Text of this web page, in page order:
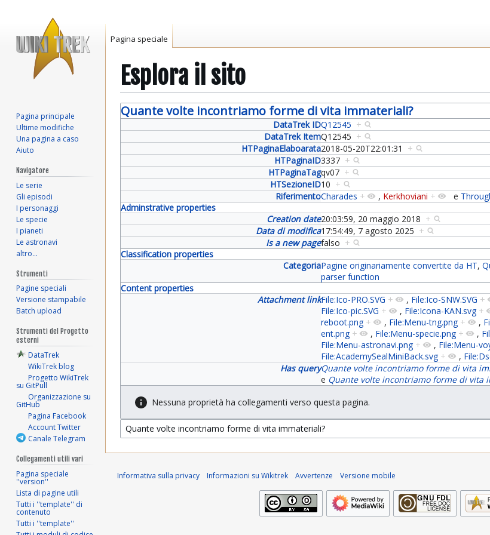
Esplora il sito
Vai
alla
Vai
alla
Quante volte incontriamo forme di vita immateriali?
DataTrek IDQ12545 +
DataTrek ItemQ12545 +
HTPaginaElaboarata2018-05-20T22:01:31 +
HTPaginaID3337 +
HTPaginaTagqv07 +
HTSezioneID10 +
RiferimentoCharades + , Kerkhoviani + e
Adminstrative properties
Creation date20:03:59, 20 maggio 2018 +
Data di modifica17:54:49, 7 agosto 2025 +
Is a new pagefalso +
Classification properties
CategoriaPagine originariamente convertite da HT,
parser function
Content properties
Attachment linkFile:Ico-PRO.SVG + , File:Ico-SNW.SVG +
File:Ico-pic.SVG + , File:Icona-KAN.svg +
reboot.png + , File:Menu-tng.png + ,
ent.png + , File:Menu-specie.png + ,
File:Menu-astronavi.png + , File:Menu-
File:AcademySealMiniBack.svg + ,
Has queryQuante volte incontriamo forme di vita
e Quante volte incontriamo forme di vita
Nessuna proprietà ha collegamenti verso questa pagina.
Pagina speciale
Pagina principale
Ultime modifiche
Una pagina a caso
Aiuto
Navigatore
Le serie
Gli episodi
I personaggi
Le specie
I pianeti
Le astronavi
altro…
Strumenti
Pagine speciali
Versione stampabile
Batch upload
Strumenti del Progetto
esterni
DataTrek
WikiTrek blog
Progetto WikiTrek
su GitPull
Organizzazione su
GitHub
Pagina Facebook
Account Twitter
Canale Telegram
Collegamenti utili vari
Pagina speciale
''version''
Lista di pagine utili
Tutti i ''template'' di
contenuto
Tutti i ''template''
Informativa sulla privacy Informazioni su Wikitrek Avvertenze Versione mobile